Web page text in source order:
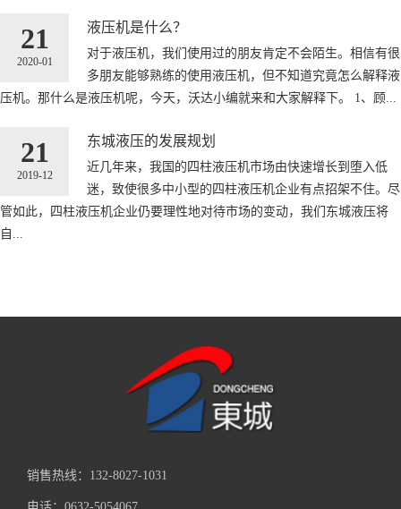
21
2020-01
液压机是什么？
对于液压机，我们使用过的朋友肯定不会陌生。相信有很
多朋友能够熟练的使用液压机，但不知道究竟怎么解释液
压机。那什么是液压机呢，今天，沃达小编就来和大家解释下。 1、顾...
21
2019-12
东城液压的发展规划
近几年来，我国的四柱液压机市场由快速增长到堕入低
迷，致使很多中小型的四柱液压机企业有点招架不住。尽
管如此，四柱液压机企业仍要理性地对待市场的变动，我们东城液压将
自...
销售热线：132-8027-1031
电话：0632-5054067